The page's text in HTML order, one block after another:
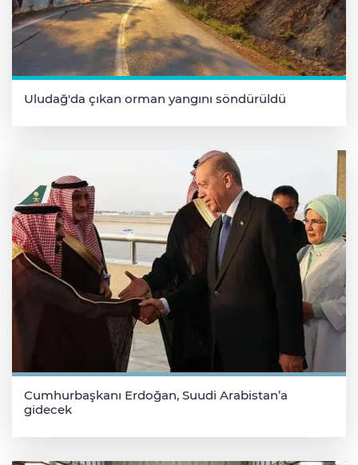
Uludağ'da çıkan orman yangını söndürüldü
Cumhurbaşkanı Erdoğan, Suudi Arabistan’a
gidecek